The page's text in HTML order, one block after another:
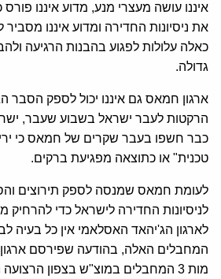
איננו עושה מעצרי מנע, מדוע איננו פורס
את ניסיונות החדירה ומדוע איננו מסביר
כאלה עלולות לפגוע בהבנות הרגיעה
גדולה.
ארגון חמאס גם איננו יכול לספק הסבר
הרקטות לעבר ישראל בשבוע שעבר,
כבר חשפו בעבר שקרים של חמאס כי
טכנית" או כתוצאה מפגיעת ברקים.
לעומת חמאס שמנסה לספק תירוצים
לניסיונות החדירה לישראל כדי להרחיק
לארגון הג'יהאד האסלאמי אין כל בעיה
המחבלים האלה, בהודעה שפירסם
מות 3 המחבלים במוצ"ש בצפון